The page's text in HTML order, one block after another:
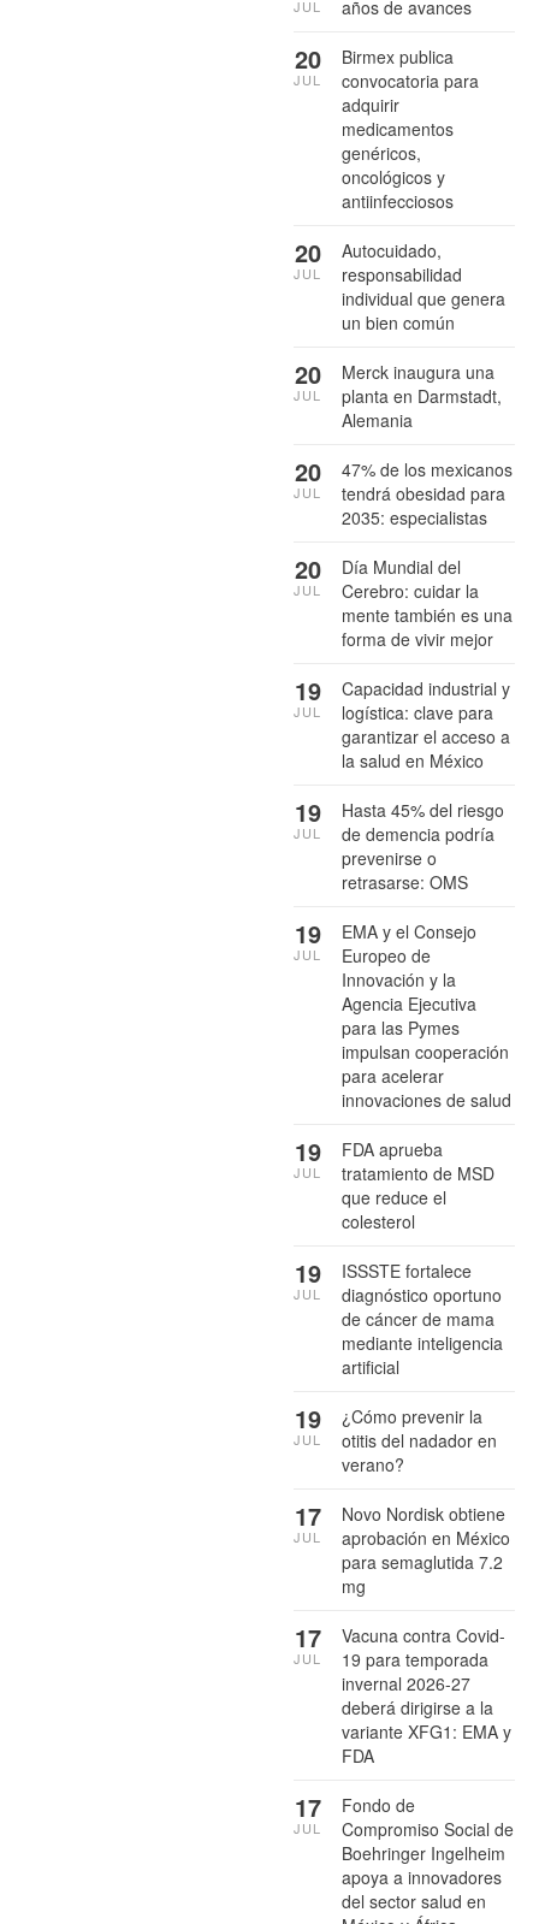
años de avances
JUL
Birmex publica
convocatoria para
adquirir
medicamentos
genéricos,
oncológicos y
antiinfecciosos
20
JUL
Autocuidado,
responsabilidad
individual que genera
un bien común
20
JUL
Merck inaugura una
planta en Darmstadt,
Alemania
20
JUL
47% de los mexicanos
tendrá obesidad para
2035: especialistas
20
JUL
Día Mundial del
Cerebro: cuidar la
mente también es una
forma de vivir mejor
20
JUL
Capacidad industrial y
logística: clave para
garantizar el acceso a
la salud en México
19
JUL
Hasta 45% del riesgo
de demencia podría
prevenirse o
retrasarse: OMS
19
JUL
EMA y el Consejo
Europeo de
Innovación y la
Agencia Ejecutiva
para las Pymes
impulsan cooperación
para acelerar
innovaciones de salud
19
JUL
FDA aprueba
tratamiento de MSD
que reduce el
colesterol
19
JUL
ISSSTE fortalece
diagnóstico oportuno
de cáncer de mama
mediante inteligencia
artificial
19
JUL
¿Cómo prevenir la
otitis del nadador en
verano?
19
JUL
Novo Nordisk obtiene
aprobación en México
para semaglutida 7.2
mg
17
JUL
Vacuna contra Covid-
19 para temporada
invernal 2026-27
deberá dirigirse a la
variante XFG1: EMA y
FDA
17
JUL
Fondo de
Compromiso Social de
Boehringer Ingelheim
apoya a innovadores
del sector salud en
17
JUL